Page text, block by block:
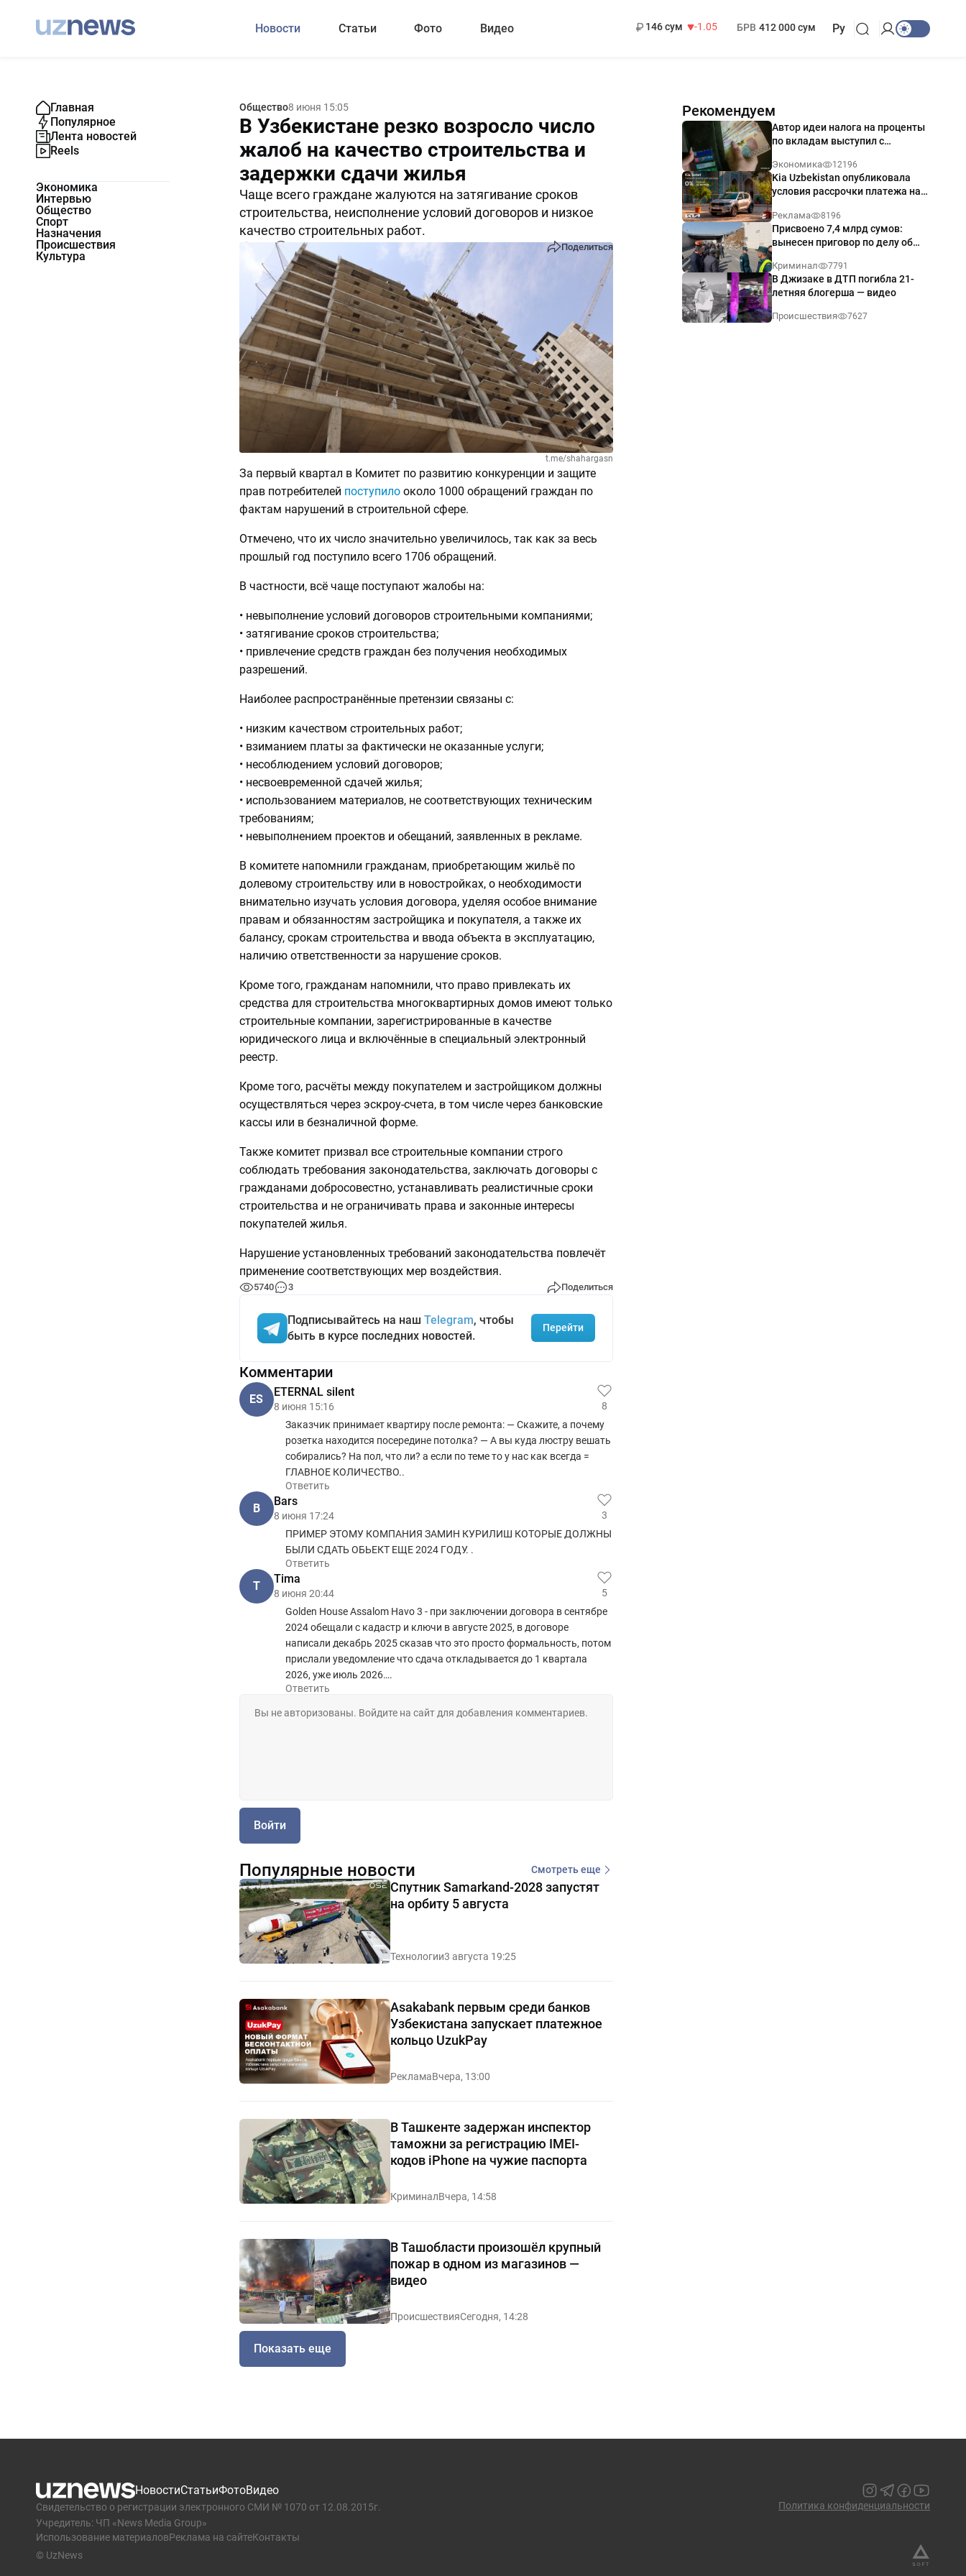
Новости Статьи Фото Видео
146 сум
-1.05
БРВ 412 000 сум Ру
Главная
Популярное
Лента новостей
Reels
Экономика
Интервью
Общество
Спорт
Назначения
Происшествия
Культура
Общество8 июня 15:05
В Узбекистане резко возросло число
жалоб на качество строительства и
задержки сдачи жилья
Чаще всего граждане жалуются на затягивание сроков
строительства, неисполнение условий договоров и низкое
качество строительных работ.
Поделиться
t.me/shahargasn
За первый квартал в Комитет по развитию конкуренции и защите
прав потребителей поступило около 1000 обращений граждан по
фактам нарушений в строительной сфере.
Отмечено, что их число значительно увеличилось, так как за весь
прошлый год поступило всего 1706 обращений.
В частности, всё чаще поступают жалобы на:
• невыполнение условий договоров строительными компаниями;
• затягивание сроков строительства;
• привлечение средств граждан без получения необходимых
разрешений.
Наиболее распространённые претензии связаны с:
• низким качеством строительных работ;
• взиманием платы за фактически не оказанные услуги;
• несоблюдением условий договоров;
• несвоевременной сдачей жилья;
• использованием материалов, не соответствующих техническим
требованиям;
• невыполнением проектов и обещаний, заявленных в рекламе.
В комитете напомнили гражданам, приобретающим жильё по
долевому строительству или в новостройках, о необходимости
внимательно изучать условия договора, уделяя особое внимание
правам и обязанностям застройщика и покупателя, а также их
балансу, срокам строительства и ввода объекта в эксплуатацию,
наличию ответственности за нарушение сроков.
Кроме того, гражданам напомнили, что право привлекать их
средства для строительства многоквартирных домов имеют только
строительные компании, зарегистрированные в качестве
юридического лица и включённые в специальный электронный
реестр.
Кроме того, расчёты между покупателем и застройщиком должны
осуществляться через эскроу-счета, в том числе через банковские
кассы или в безналичной форме.
Также комитет призвал все строительные компании строго
соблюдать требования законодательства, заключать договоры с
гражданами добросовестно, устанавливать реалистичные сроки
строительства и не ограничивать права и законные интересы
покупателей жилья.
Нарушение установленных требований законодательства повлечёт
применение соответствующих мер воздействия.
5740 3 Поделиться
Подписывайтесь на наш Telegram, чтобы
быть в курсе последних новостей.
Перейти
Комментарии
ES ETERNAL silent
8 июня 15:16
8
Заказчик принимает квартиру после ремонта: — Скажите, а почему
розетка находится посередине потолка? — А вы куда люстру вешать
собирались? На пол, что ли? а если по теме то у нас как всегда =
ГЛАВНОЕ КОЛИЧЕСТВО..
Ответить
B Bars
8 июня 17:24
3
ПРИМЕР ЭТОМУ КОМПАНИЯ ЗАМИН КУРИЛИШ КОТОРЫЕ ДОЛЖНЫ
БЫЛИ СДАТЬ ОБЬЕКТ ЕЩЕ 2024 ГОДУ. .
Ответить
T Tima
8 июня 20:44
5
Golden House Assalom Havo 3 - при заключении договора в сентябре
2024 обещали с кадастр и ключи в августе 2025, в договоре
написали декабрь 2025 сказав что это просто формальность, потом
прислали уведомление что сдача откладывается до 1 квартала
2026, уже июль 2026….
Ответить
Войти
Рекомендуем
Автор идеи налога на проценты
по вкладам выступил с
Экономика 12196
Kia Uzbekistan опубликовала
условия рассрочки платежа на
годовых
Реклама 8196
Присвоено 7,4 млрд сумов:
вынесен приговор по делу об
Ташкенте
Криминал 7791
В Джизаке в ДТП погибла 21-
летняя блогерша — видео
Происшествия 7627
Популярные новости Смотреть еще
Спутник Samarkand-2028 запустят
на орбиту 5 августа
Технологии3 августа 19:25
Asakabank первым среди банков
Узбекистана запускает платежное
кольцо UzukPay
РекламаВчера, 13:00
В Ташкенте задержан инспектор
таможни за регистрацию IMEI-
кодов iPhone на чужие паспорта
КриминалВчера, 14:58
В Ташобласти произошёл крупный
пожар в одном из магазинов —
видео
ПроисшествияСегодня, 14:28
Показать еще
НовостиСтатьиФотоВидео
Свидетельство о регистрации электронного СМИ № 1070 от 12.08.2015г.
Учредитель: ЧП «News Media Group»
Использование материаловРеклама на сайтеКонтакты
Политика конфиденциальности
© UzNews